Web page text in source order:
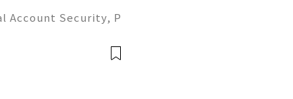
Account Security, P
7 Customer Suppo